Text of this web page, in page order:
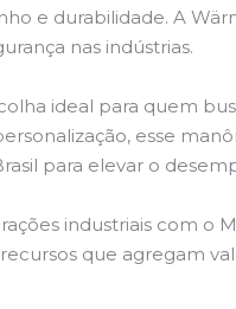
e durabilidade. A
nas indústrias.
ideal para quem
esse
para elevar o
industriais com o
que agregam